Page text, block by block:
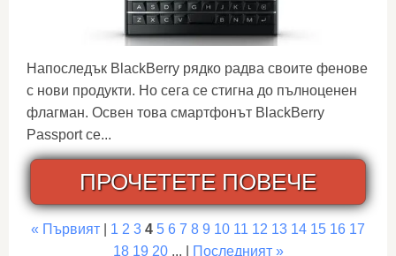
Напоследък BlackBerry рядко радва своите фенове
с нови продукти. Но сега се стигна до пълноценен
флагман. Освен това смартфонът BlackBerry
Passport се...
ПРОЧЕТЕТЕ ПОВЕЧЕ
« Първият 1 2 3 4 5 6 7 8 9 10 11 12 13 14 15 16 17
18 19 20... | Последният »